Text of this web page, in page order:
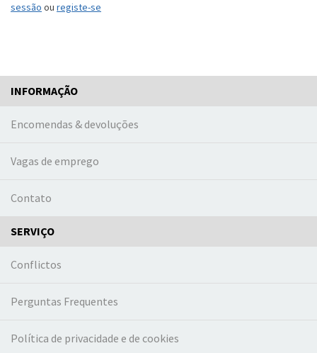
sessão ou registe-se
INFORMAÇÃO
Encomendas & devoluções
Vagas de emprego
Contato
SERVIÇO
Conflictos
Perguntas Frequentes
Política de privacidade e de cookies